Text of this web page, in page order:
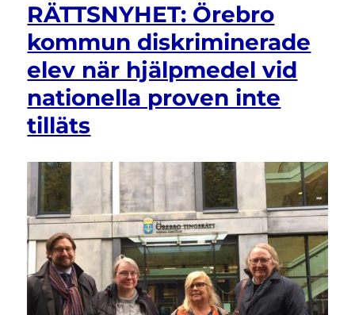
kommande
vintern
2020!
RÄTTSNYHET: Örebro
kommun diskriminerade
elev när hjälpmedel vid
nationella proven inte
tilläts